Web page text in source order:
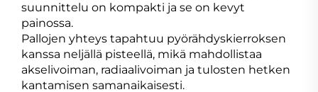
suunnittelu on kompakti ja se on kevyt
painossa.
Pallojen yhteys tapahtuu pyörähdyskierroksen
kanssa neljällä pisteellä, mikä mahdollistaa
akselivoiman, radiaalivoiman ja tulosten hetken
kantamisen samanaikaisesti.